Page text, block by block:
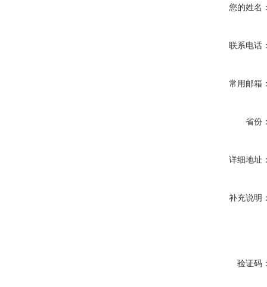
您的姓名
联系电话
常用邮箱
省份
详细地址
补充说明
验证码